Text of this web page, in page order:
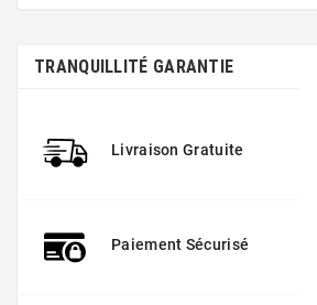
TRANQUILLITÉ GARANTIE
Livraison Gratuite
Paiement Sécurisé